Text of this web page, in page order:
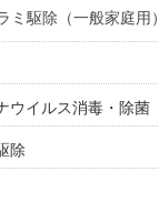
ミ駆除（一般家庭用）
ウイルス消毒・除菌
除